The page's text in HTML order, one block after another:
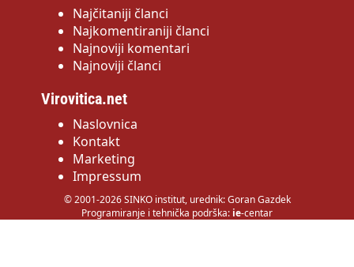
Najčitaniji članci
Najkomentiraniji članci
Najnoviji komentari
Najnoviji članci
Virovitica.net
Naslovnica
Kontakt
Marketing
Impressum
© 2001-2026 SINKO institut, urednik: Goran Gazdek
Programiranje i tehnička podrška: ie-centar